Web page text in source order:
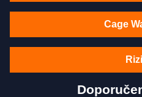
Cage